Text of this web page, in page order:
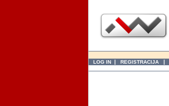
LOG IN | REGISTRACIJA |